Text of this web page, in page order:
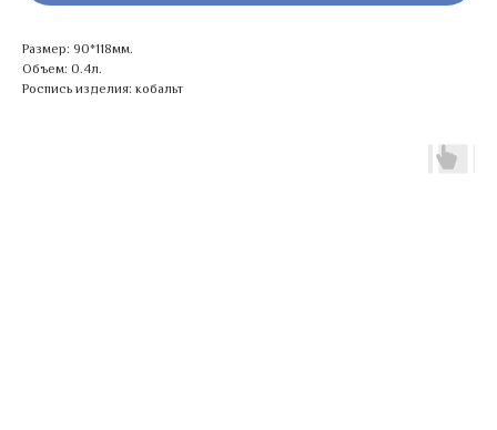
Размер: 90*118мм.
Объем: 0.4л.
Роспись изделия: кобальт